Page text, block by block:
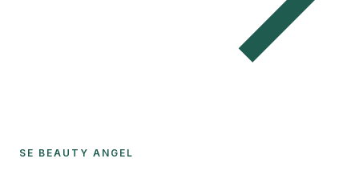
SE BEAUTY ANGEL